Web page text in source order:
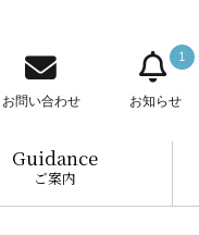
お問い合わせ
1
お知らせ
Guidance
ご案内